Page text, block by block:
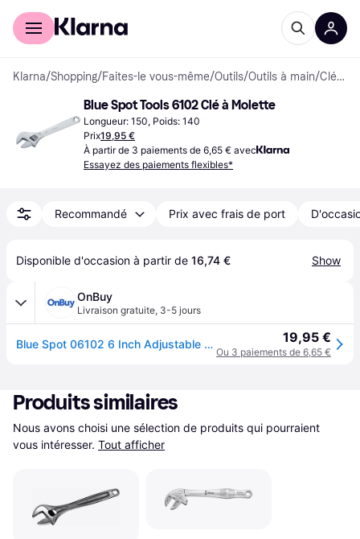
Acheter avec Klarna
Klarna/Shopping/Faites-le vous-même/Outils/Outils à main/ Clés à Molette
Blue Spot Tools 6102 Clé à Molette
Longueur: 150, Poids: 140
Prix19,95 €
À partir de 3 paiements de 6,65 € avec
Essayez des paiements flexibles*
Recommandé Prix avec frais de port
Disponible d'occasion à partir de 16,74 € Show
OnBuy
Livraison gratuite, 3-5 jours
Blue Spot 06102 6 Inch Adjustable Wrench - 6in 150mm Blue Tools - clé à molette 6in 150mm bluespot tools 06102 19,95 €
Ou 3 paiements de 6,65 €
Produits similaires
Nous avons choisi une sélection de produits qui pourraient
vous intéresser. Tout afficher